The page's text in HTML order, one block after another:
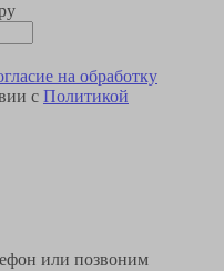
на обработку
с Политикой
или позвоним